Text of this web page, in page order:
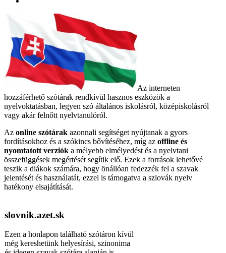
Az interneten
hozzáférhető szótárak rendkívül hasznos eszközök a
nyelvoktatásban, legyen szó általános iskolásról, középiskolásról
vagy akár felnőtt nyelvtanulóról.
Az online szótárak azonnali segítséget nyújtanak a gyors
fordításokhoz és a szókincs bővítéséhez, míg az offline és
nyomtatott verziók a mélyebb elmélyedést és a nyelvtani
összefüggések megértését segítik elő. Ezek a források lehetővé
teszik a diákok számára, hogy önállóan fedezzék fel a szavak
jelentését és használatát, ezzel is támogatva a szlovák nyelv
hatékony elsajátítását.
slovnik.azet.sk
Ezen a honlapon található szótáron kívül
még kereshetünk helyesírási, szinonima